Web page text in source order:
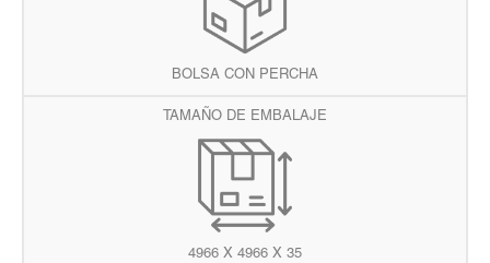
BOLSA CON PERCHA
TAMAÑO DE EMBALAJE
4966 X 4966 X 35